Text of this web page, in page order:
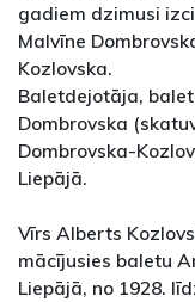
gadiem dzimusi
Malvīne
Kozlovska.
Baletdejotāja,
Dombrovska
Dombrovska-
Liepājā.
Vīrs Alberts
mācījusies baletu
Liepājā, no 1928.